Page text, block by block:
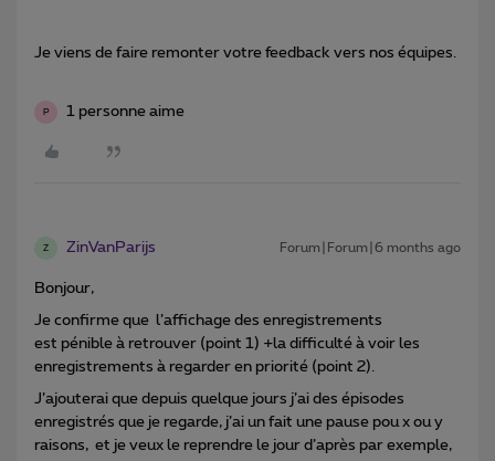
Je viens de faire remonter votre feedback vers nos équipes.
P 1 personne aime
Z ZinVanParijs Forum|Forum|6 months ago
Bonjour,
Je confirme que l’affichage des enregistrements
est pénible à retrouver (point 1) +la difficulté à voir les
enregistrements à regarder en priorité (point 2).
J’ajouterai que depuis quelque jours j’ai des épisodes
enregistrés que je regarde, j’ai un fait une pause pou x ou y
raisons, et je veux le reprendre le jour d’après par exemple,